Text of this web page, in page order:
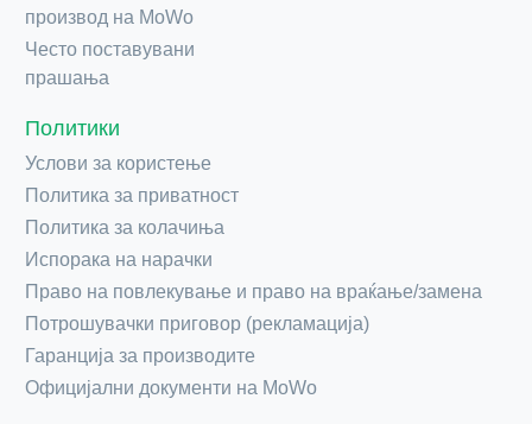
производ на MoWo
Често поставувани
прашања
Политики
Услови за користење
Политика за приватност
Политика за колачиња
Испорака на нарачки
Право на повлекување и право на враќање/замена
Потрошувачки приговор (рекламација)
Гаранција за производите
Официјални документи на MoWo